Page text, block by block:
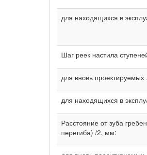
для находящихся в
Шаг реек настила
для вновь проектируемых
для находящихся в
Расстояние от зуба
перегиба) /2, мм: